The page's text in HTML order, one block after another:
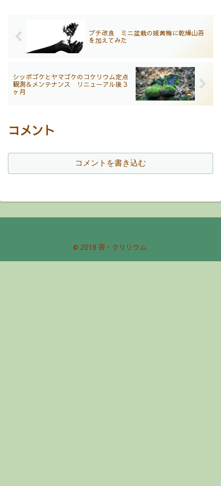
プチ改良 ミニ盆栽の姫黄梅に乾燥山苔
を加えてみた
シッポゴケとヤマゴケのコケリウム定点
観測＆メンテナンス リニューアル後３
ヶ月
コメント
コメントを書き込む
© 2019 苔・クリリウム.